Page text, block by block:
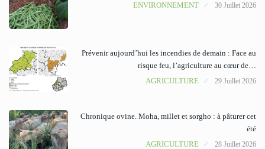
ENVIRONNEMENT
30 Juillet 2026
Prévenir aujourd’hui les incendies de demain : Face au
risque feu, l’agriculture au cœur de…
AGRICULTURE
29 Juillet 2026
Chronique ovine. Moha, millet et sorgho : à pâturer cet
été
AGRICULTURE
28 Juillet 2026